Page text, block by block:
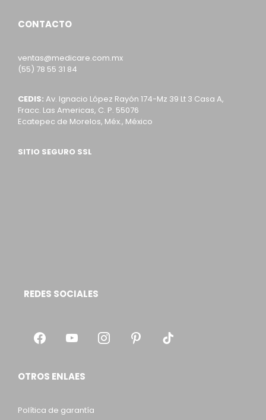
CONTACTO
ventas@medicare.com.mx
(55) 78 55 31 84
CEDIS: Av. Ignacio López Rayón 174-Mz 39 Lt 3 Casa A,
Fracc. Las Americas, C. P. 55076
Ecatepec de Morelos, Méx., México
SITIO SEGURO SSL
REDES SOCIALES
OTROS ENLAES
Política de garantía